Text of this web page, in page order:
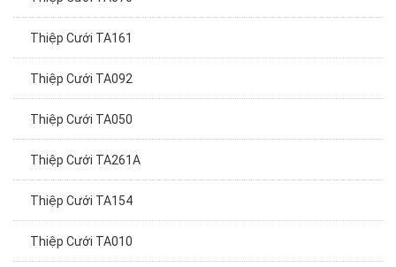
Thiệp Cưới TA161
Thiệp Cưới TA092
Thiệp Cưới TA050
Thiệp Cưới TA261A
Thiệp Cưới TA154
Thiệp Cưới TA010